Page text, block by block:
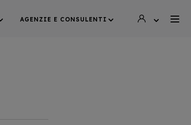
AGENZIE E CONSULENTI